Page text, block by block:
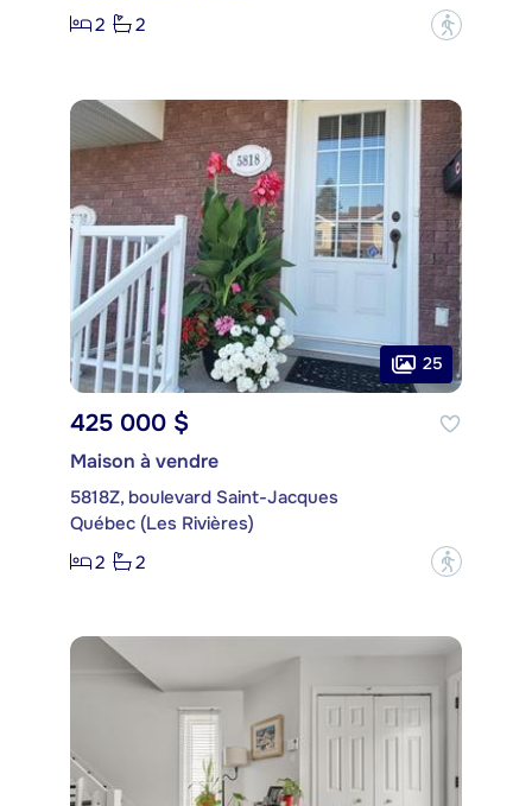
2
2 ?
25
425 000 $
Maison à vendre
5818Z, boulevard Saint-Jacques
Québec (Les Rivières)
2
2 ?